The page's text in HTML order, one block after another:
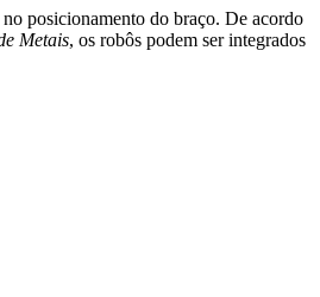
posicionamento do braço. De acordo
Metais, os robôs podem ser integrados